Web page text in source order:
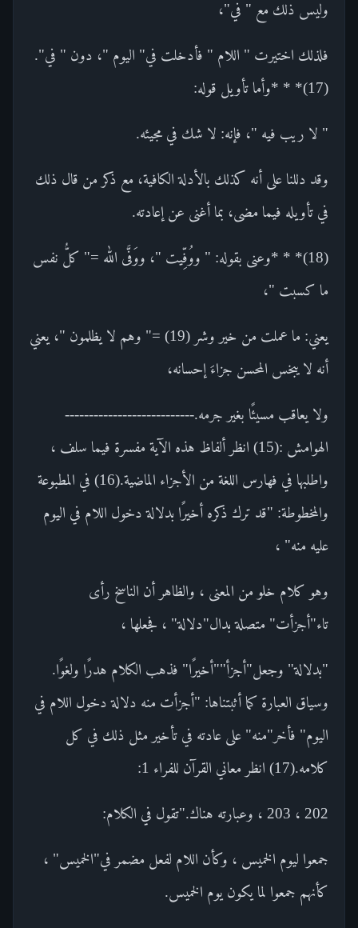
وليس ذلك مع " في"،
فلذلك اختيرت " اللام " فأدخلت في" اليوم "، دون " في".
(17)* * *وأما تأويل قوله:
" لا ريب فيه "، فإنه: لا شك في مجيئه.
وقد دللنا على أنه كذلك بالأدلة الكافية، مع ذكر من قال ذلك
في تأويله فيما مضى، بما أغنى عن إعادته.
(18)* * *وعنى بقوله: " ووُفِّيت "، ووَفَّى الله =" كلُّ نفس
ما كسبت "،
يعني: ما عملت من خير وشر (19) =" وهم لا يظلمون "، يعني
أنه لا يبخس المحسن جزاءَ إحسانه،
ولا يعاقب مسيئًا بغير جرمه.---------------------------
الهوامش :(15) انظر ألفاظ هذه الآية مفسرة فيما سلف ،
واطلبها في فهارس اللغة من الأجزاء الماضية.(16) في المطبوعة
والمخطوطة: "قد ترك ذكره أخيرًا بدلالة دخول اللام في اليوم
عليه منه" ،
وهو كلام خلو من المعنى ، والظاهر أن الناسخ رأى
تاء"أجزأت" متصلة بدال"دلالة" ، فجعلها ،
"بدلالة" وجعل"أجزأ""أخيرًا" فذهب الكلام هدرًا ولغوًا.
وسياق العبارة كما أثبتناها: "أجزأت منه دلالة دخول اللام في
اليوم" فأخر"منه" على عادته في تأخير مثل ذلك في كل
كلامه.(17) انظر معاني القرآن للفراء 1:
202 ، 203 ، وعبارته هناك."تقول في الكلام:
جمعوا ليوم الخميس ، وكأن اللام لفعل مضمر في"الخميس" ،
كأنهم جمعوا لما يكون يوم الخميس.